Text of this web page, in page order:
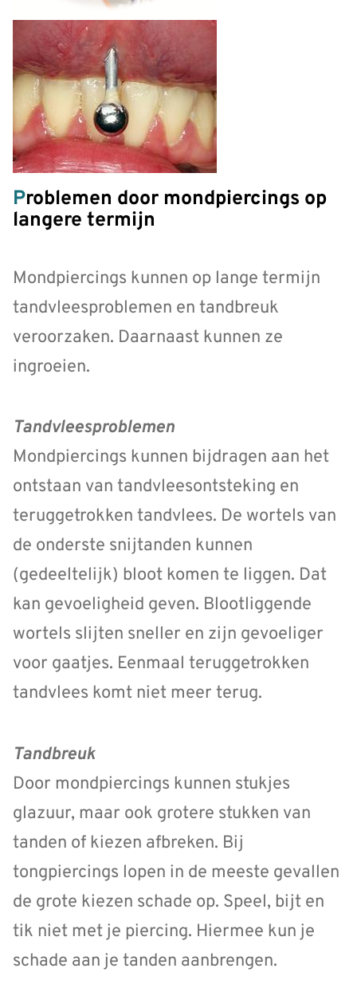
Problemen door mondpiercings op
langere termijn
Mondpiercings kunnen op lange termijn
tandvleesproblemen en tandbreuk
veroorzaken. Daarnaast kunnen ze
ingroeien.
Tandvleesproblemen
Mondpiercings kunnen bijdragen aan het
ontstaan van tandvleesontsteking en
teruggetrokken tandvlees. De wortels van
de onderste snijtanden kunnen
(gedeeltelijk) bloot komen te liggen. Dat
kan gevoeligheid geven. Blootliggende
wortels slijten sneller en zijn gevoeliger
voor gaatjes. Eenmaal teruggetrokken
tandvlees komt niet meer terug.
Tandbreuk
Door mondpiercings kunnen stukjes
glazuur, maar ook grotere stukken van
tanden of kiezen afbreken. Bij
tongpiercings lopen in de meeste gevallen
de grote kiezen schade op. Speel, bijt en
tik niet met je piercing. Hiermee kun je
schade aan je tanden aanbrengen.